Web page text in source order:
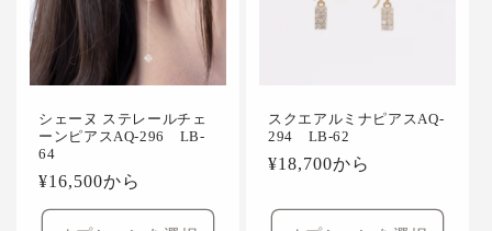
シェーヌ ステレールチェ
ーンピアスAQ-296 LB-
64
通
常
¥16,500から
スクエアルミナピアスAQ-
294 LB-62
通
価
¥18,700から